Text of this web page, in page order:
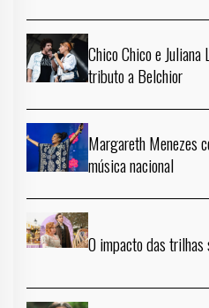
Chico Chico e
tributo a Belchior
Margareth Menezes
música nacional
O impacto das trilhas